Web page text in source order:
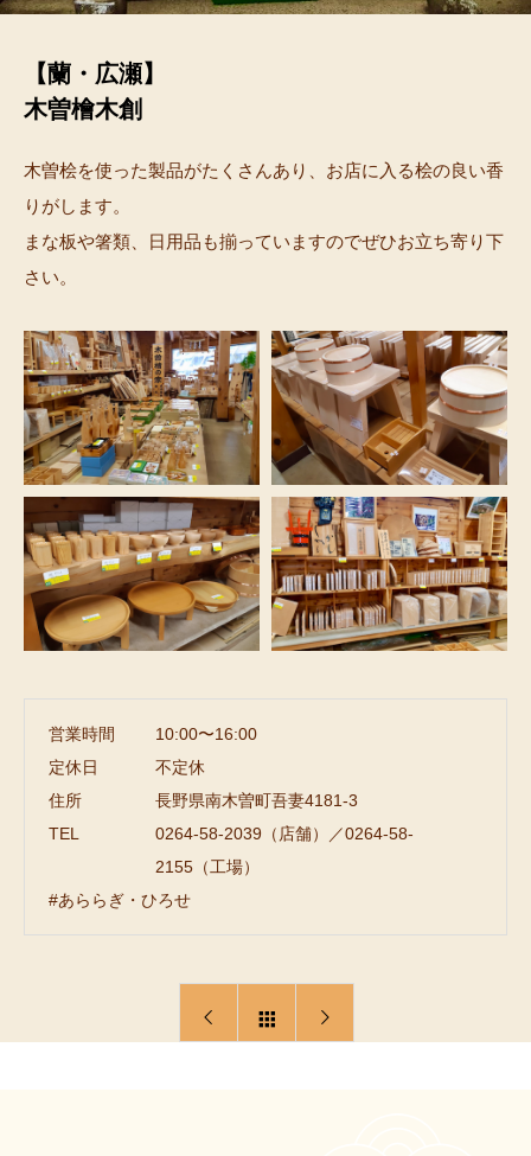
【蘭・広瀬】
木曽檜木創
木曽桧を使った製品がたくさんあり、お店に入る桧の良い香
りがします。
まな板や箸類、日用品も揃っていますのでぜひお立ち寄り下
さい。
営業時間
10:00〜16:00
定休日
不定休
住所
長野県南木曽町吾妻4181-3
TEL
0264-58-2039（店舗）／0264-58-
2155（工場）
#あららぎ・ひろせ